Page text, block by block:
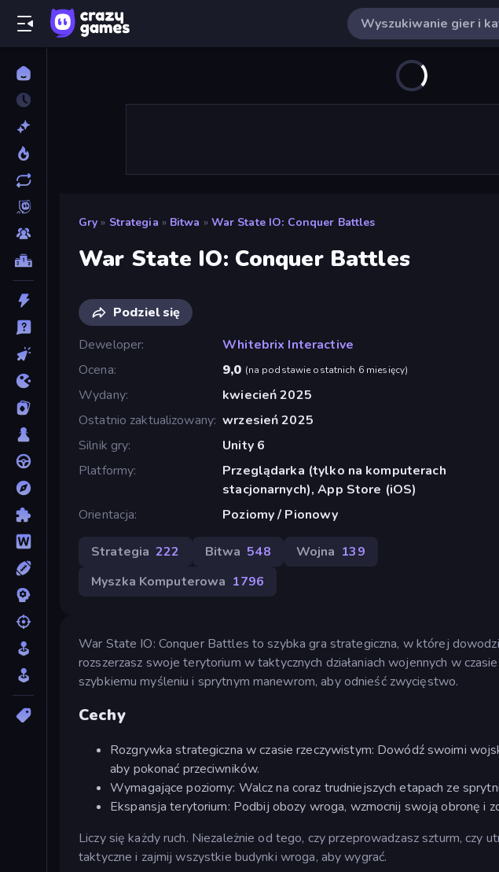
Gry » Strategia » Bitwa » War State IO: Conquer Battles
War State IO: Conquer Battles
Podziel się
Deweloper
Whitebrix Interactive
Ocena
9,0 (na podstawie ostatnich 6 miesięcy)
Wydany
kwiecień 2025
Ostatnio zaktualizowany wrzesień 2025
Silnik gry
Unity 6
Platformy
Przeglądarka (tylko na komputerach
stacjonarnych), App Store (iOS)
Orientacja
Poziomy / Pionowy
Strategia 222 Bitwa 548 Wojna 139
Myszka Komputerowa 1796
War State IO: Conquer Battles to szybka gra strategiczna, w której
rozszerzasz swoje terytorium w taktycznych działaniach wojennych w
szybkiemu myśleniu i sprytnym manewrom, aby odnieść zwycięstwo.
Cechy
Rozgrywka strategiczna w czasie rzeczywistym: Dowódź swoimi
aby pokonać przeciwników.
Wymagające poziomy: Walcz na coraz trudniejszych etapach ze
Ekspansja terytorium: Podbij obozy wroga, wzmocnij swoją obronę i
Liczy się każdy ruch. Niezależnie od tego, czy przeprowadzasz szturm, czy
taktyczne i zajmij wszystkie budynki wroga, aby wygrać.